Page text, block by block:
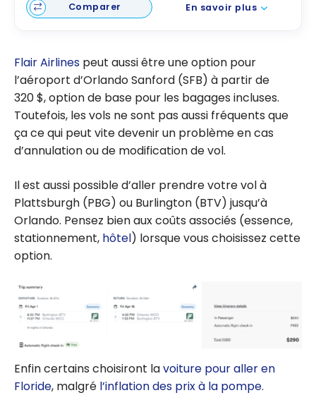
Comparer En savoir plus
Flair Airlines peut aussi être une option pour
l’aéroport d’Orlando Sanford (SFB) à partir de
320 $, option de base pour les bagages incluses.
Toutefois, les vols ne sont pas aussi fréquents que
ça ce qui peut vite devenir un problème en cas
d’annulation ou de modification de vol.
Il est aussi possible d’aller prendre votre vol à
Plattsburgh (PBG) ou Burlington (BTV) jusqu’à
Orlando. Pensez bien aux coûts associés (essence,
stationnement, hôtel) lorsque vous choisissez cette
option.
Enfin certains choisiront lavoiture pour aller en
Floride, malgré l’inflation des prix à la pompe.